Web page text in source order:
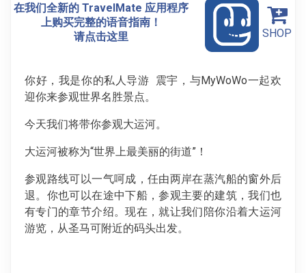
在我们全新的 TravelMate 应用程序
上购买完整的语音指南！
请点击这里
SHOP
你好，我是你的私人导游 震宇，与MyWoWo一起欢
迎你来参观世界名胜景点。
今天我们将带你参观大运河。
大运河被称为“世界上最美丽的街道”！
参观路线可以一气呵成，任由两岸在蒸汽船的窗外后
退。你也可以在途中下船，参观主要的建筑，我们也
有专门的章节介绍。现在，就让我们陪你沿着大运河
游览，从圣马可附近的码头出发。